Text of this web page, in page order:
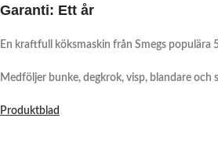
Garanti: Ett år
En kraftfull köksmaskin från Smegs populära
Medföljer bunke, degkrok, visp, blandare och
Produktblad